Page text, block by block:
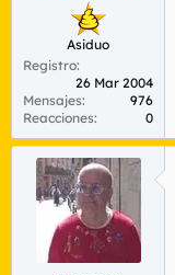
Asiduo
Registro
26 Mar 2004
Mensajes
976
Reacciones
0